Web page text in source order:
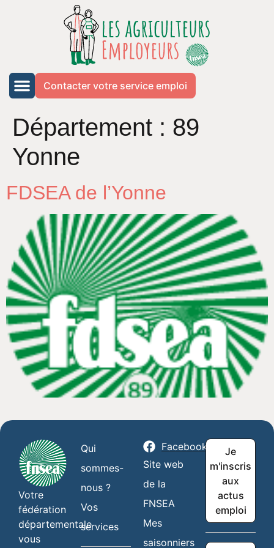
Contacter votre service emploi
Département : 89
Yonne
FDSEA de l’Yonne
Votre
fédération
départementale
vous
Qui
sommes-
nous ?
Vos
services
Facebook
Site web
de la
FNSEA
Mes
saisonniers
Je
m'inscris
aux
actus
emploi